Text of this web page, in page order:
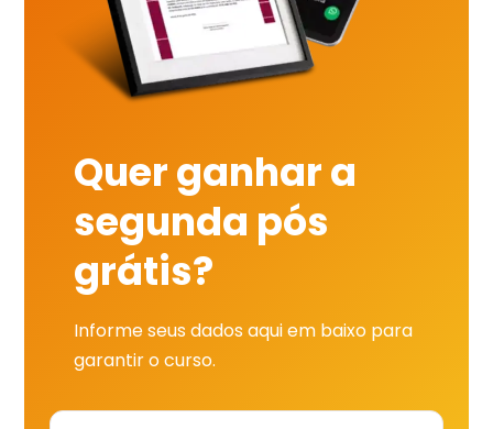
Quer ganhar a
segunda pós
grátis?
Informe seus dados aqui em baixo para
garantir o curso.